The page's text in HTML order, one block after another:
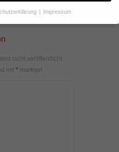
nicht veröffentlicht.
mit * markiert
Impressum
und Ihre Zustimmung zu
bitten.
Technologien auf unserer